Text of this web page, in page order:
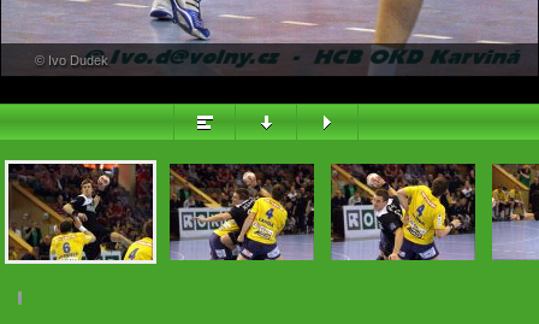
© Ivo Dudek